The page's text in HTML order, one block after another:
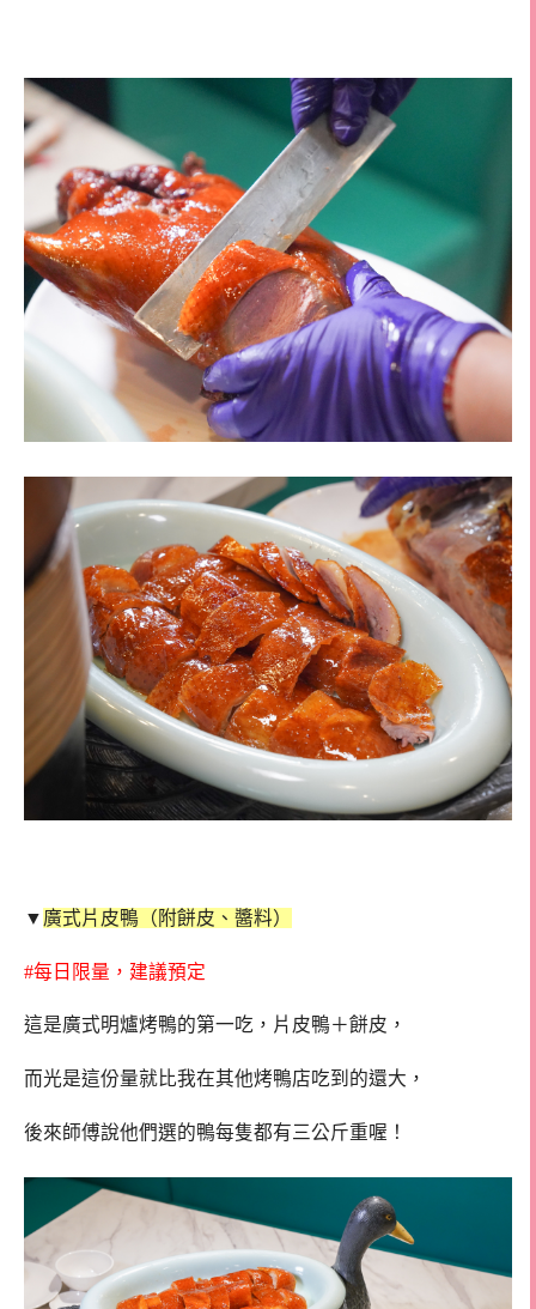
▼ 廣式片皮鴨（附餅皮、醬料）
#每日限量，建議預定
這是廣式明爐烤鴨的第一吃，片皮鴨＋餅皮，
而光是這份量就比我在其他烤鴨店吃到的還大，
後來師傅說他們選的鴨每隻都有三公斤重喔！